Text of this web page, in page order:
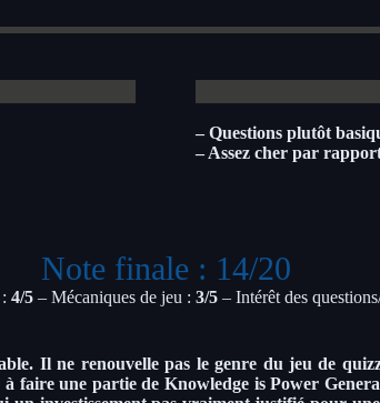
– Questions plutôt
– Assez cher par
Note finale : 14/20
4/5 – Mécaniques de jeu : 3/5 – Intérêt des
Il ne renouvelle pas le genre du jeu de
faire une partie de Knowledge is Power